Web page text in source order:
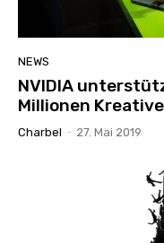
NEWS
NVIDIA
Millionen
Charbel - 27. Mai 2019